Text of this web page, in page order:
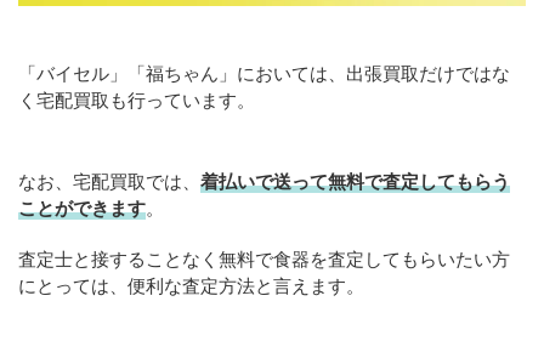
「バイセル」「福ちゃん」においては、出張買取だけではな
く宅配買取も行っています。
なお、宅配買取では、 着払いで送って無料で査定してもらう
ことができます。
査定士と接することなく無料で食器を査定してもらいたい方
にとっては、便利な査定方法と言えます。